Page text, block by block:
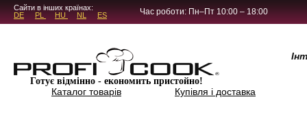
5.4.45Сайти в інших країнах:
DE
PL HU NL ES Час роботи: Пн–Пт 10:00 – 18:00
Готує відмінно - економить пристойно!
Каталог товарів Купівля і доставка